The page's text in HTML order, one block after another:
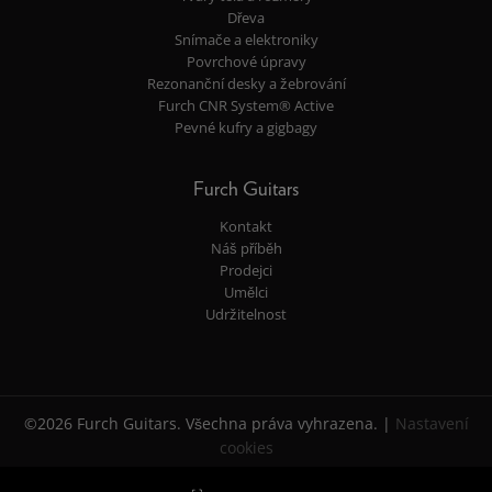
Dřeva
Snímače a elektroniky
Povrchové úpravy
Rezonanční desky a žebrování
Furch CNR System® Active
Pevné kufry a gigbagy
Furch Guitars
Kontakt
Náš příběh
Prodejci
Umělci
Udržitelnost
©2026 Furch Guitars. Všechna práva vyhrazena. | Nastavení
cookies